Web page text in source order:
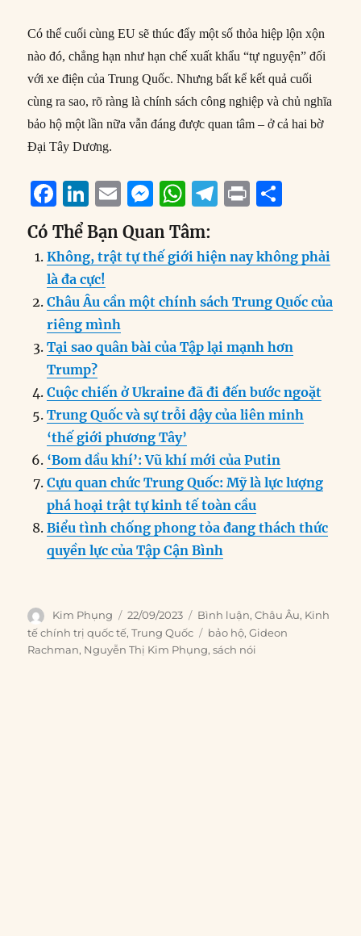
Có thể cuối cùng EU sẽ thúc đẩy một số thỏa hiệp lộn xộn
nào đó, chẳng hạn như hạn chế xuất khẩu “tự nguyện” đối
với xe điện của Trung Quốc. Nhưng bất kể kết quả cuối
cùng ra sao, rõ ràng là chính sách công nghiệp và chủ nghĩa
bảo hộ một lần nữa vẫn đáng được quan tâm – ở cả hai bờ
Đại Tây Dương.
F
a
c
e
b
o
o
k
Li
n
k
e
d
I
n
E
m
ai
l
M
e
ss
e
n
er
W
h
at
s
A
p
T
e
g
r
m
P
n
t
a
re
Có Thể Bạn Quan Tâm:
Không, trật tự thế giới hiện nay không phải
là đa cực!
Châu Âu cần một chính sách Trung Quốc của
riêng mình
Tại sao quân bài của Tập lại mạnh hơn
Trump?
Cuộc chiến ở Ukraine đã đi đến bước ngoặt
Trung Quốc và sự trỗi dậy của liên minh
‘thế giới phương Tây’
‘Bom dầu khí’: Vũ khí mới của Putin
Cựu quan chức Trung Quốc: Mỹ là lực lượng
phá hoại trật tự kinh tế toàn cầu
Biểu tình chống phong tỏa đang thách thức
quyền lực của Tập Cận Bình
Author
Kim Phụng
Posted
on
22/09/2023 Categories
Bình luận,Châu Âu, Kinh
tế chính trị quốc tế,Trung Quốc Tags
bảo hộ,Gideon
Rachman, Nguyễn Thị Kim Phụng,sách nói